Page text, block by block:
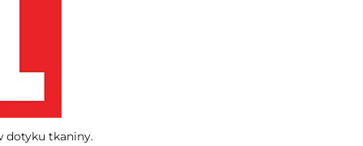
dotyku tkaniny.